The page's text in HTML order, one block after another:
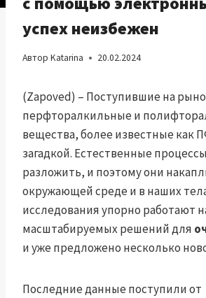
успех неизбежен
Автор Katarina 20.02.2024
(Zapoved) – Поступившие на
перфторалкильные и
вещества, более известные как
загадкой. Естественные
разложить, и поэтому они
окружающей среде и в наших
исследования упорно работают
масштабируемых решений для
и уже предложено несколько
Последние данные поступили от